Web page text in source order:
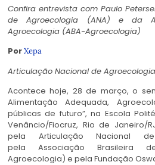
Confira entrevista com Paulo
de Agroecologia (ANA) e da
Agroecologia (ABA-Agroecologia)
PorXepa
Articulação Nacional de
Acontece hoje, 28 de março, o
Alimentação Adequada,
públicas de futuro”, na Escola
Venâncio/Fiocruz, Rio de Janeiro/
pela Articulação Nacional
pela Associação Brasileira
Agroecologia) e pela Fundação